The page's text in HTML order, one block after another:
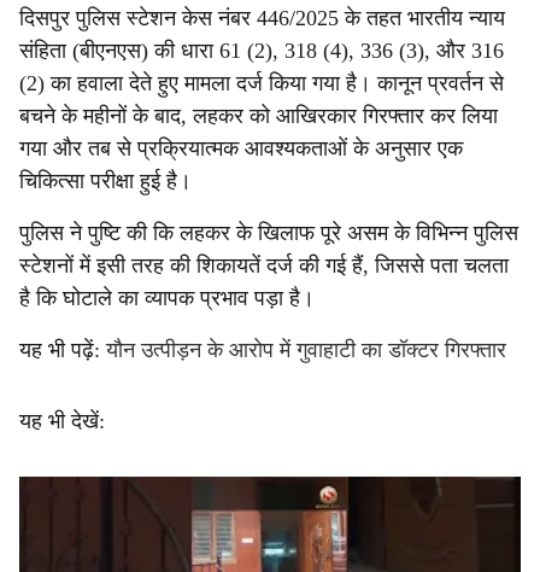
दिसपुर पुलिस स्टेशन केस नंबर 446/2025 के तहत भारतीय न्याय
संहिता (बीएनएस) की धारा 61 (2), 318 (4), 336 (3), और 316
(2) का हवाला देते हुए मामला दर्ज किया गया है। कानून प्रवर्तन से
बचने के महीनों के बाद, लहकर को आखिरकार गिरफ्तार कर लिया
गया और तब से प्रक्रियात्मक आवश्यकताओं के अनुसार एक
चिकित्सा परीक्षा हुई है।
पुलिस ने पुष्टि की कि लहकर के खिलाफ पूरे असम के विभिन्न पुलिस
स्टेशनों में इसी तरह की शिकायतें दर्ज की गई हैं, जिससे पता चलता
है कि घोटाले का व्यापक प्रभाव पड़ा है।
यह भी पढ़ें:यौन उत्पीड़न के आरोप में गुवाहाटी का डॉक्टर गिरफ्तार
यह भी देखें: